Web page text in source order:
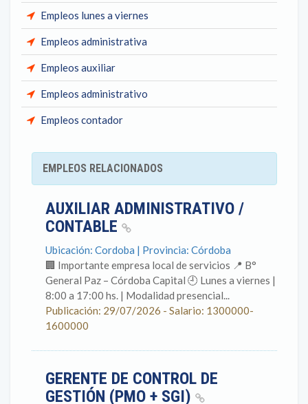
Empleos lunes a viernes
Empleos administrativa
Empleos auxiliar
Empleos administrativo
Empleos contador
EMPLEOS RELACIONADOS
AUXILIAR ADMINISTRATIVO /
CONTABLE
Ubicación: Cordoba | Provincia: Córdoba
🏢 Importante empresa local de servicios 📍 B°
General Paz – Córdoba Capital 🕘 Lunes a viernes |
8:00 a 17:00 hs. | Modalidad presencial...
Publicación: 29/07/2026 - Salario: 1300000-
1600000
GERENTE DE CONTROL DE
GESTIÓN (PMO + SGI)